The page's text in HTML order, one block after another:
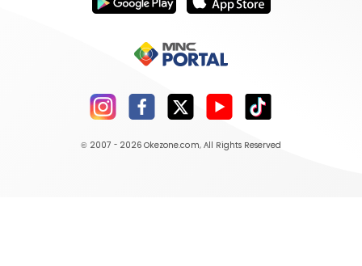
© 2007 - 2026 Okezone.com, All Rights Reserved